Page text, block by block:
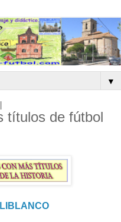
▼
títulos de fútbol